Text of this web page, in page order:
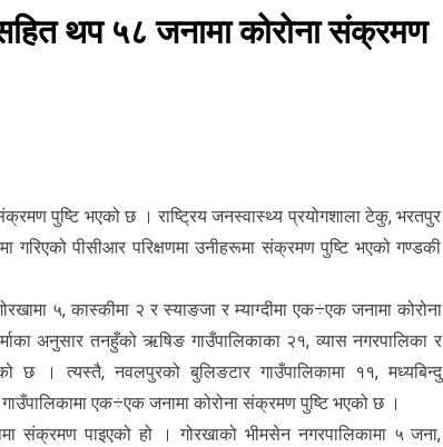
थप ५८ जनामा कोरोना संक्रमण
पुष्टि भएको छ । राष्ट्रिय जनस्वास्थ्य प्रयोगशाला टेकु, भरतपुर
गरिएको पीसीआर परिक्षणमा उनीहरूमा संक्रमण पुष्टि भएको गण्डकी
५, कास्कीमा २ र स्याङजा र म्याग्दीमा एक÷एक जनामा कोरोना
अनुसार तनहुँको ऋषिङ गाउँपालिकाका २१, व्यास नगरपालिका र
। त्यस्तै, नवलपुरको बुलिङटार गाउँपालिकामा ११, मध्यबिन्दु
एक÷एक जनामा कोरोना संक्रमण पुष्टि भएको छ ।
संक्रमण पाइएको हो । गोरखाको भीमसेन नगरपालिकामा ५ जना,